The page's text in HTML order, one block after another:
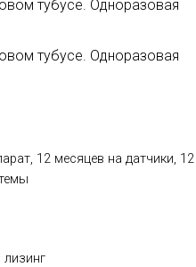
12 месяцев на датчики, 12